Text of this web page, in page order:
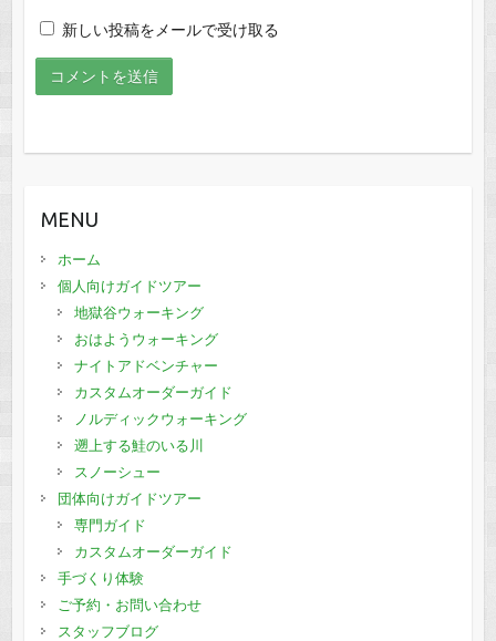
新しい投稿をメールで受け取る
MENU
ホーム
個人向けガイドツアー
地獄谷ウォーキング
おはようウォーキング
ナイトアドベンチャー
カスタムオーダーガイド
ノルディックウォーキング
遡上する鮭のいる川
スノーシュー
団体向けガイドツアー
専門ガイド
カスタムオーダーガイド
手づくり体験
ご予約・お問い合わせ
スタッフブログ